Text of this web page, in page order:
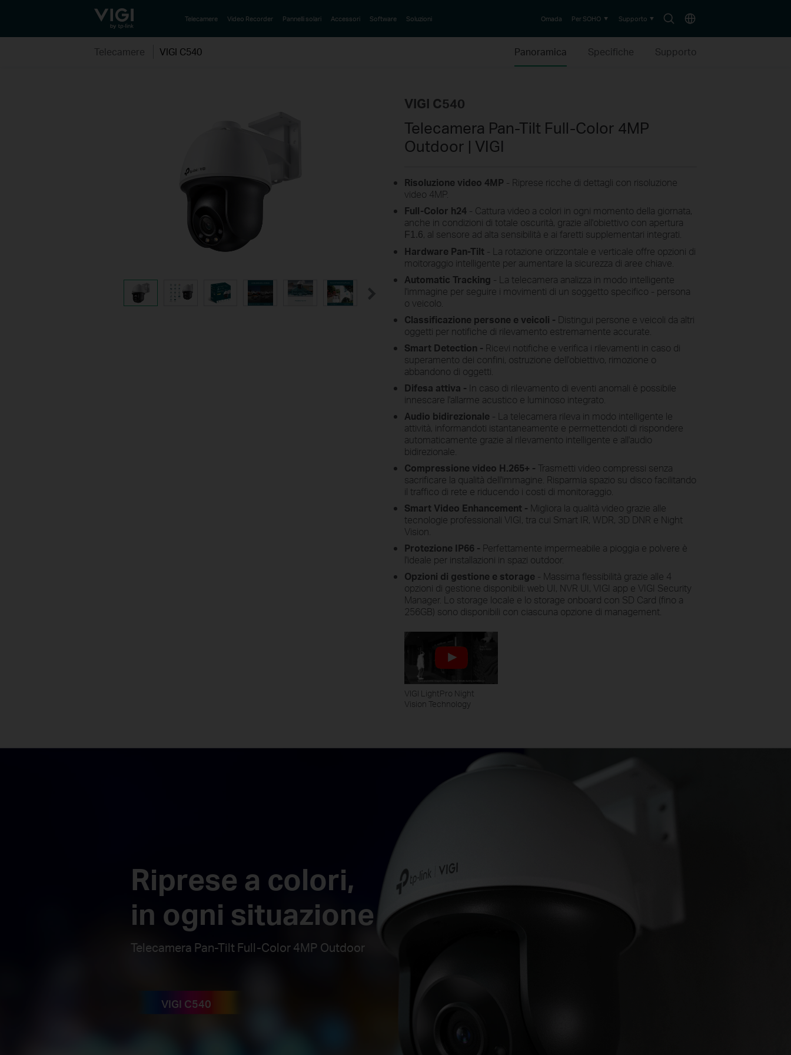
TP-Link, Reliably Smart
SearchChoose
Telecamere Video Recorder Pannelli solari Accessori Software Soluzioni Omada Per SOHO Supporto
Telecamere VIGI C540 Panoramica Specifiche Supporto
VIGI C540
Telecamera Pan-Tilt Full-Color 4MP
Outdoor | VIGI
Risoluzione video 4MP - Riprese ricche di dettagli con risoluzione
video 4MP.
Full-Color h24 - Cattura video a colori in ogni momento della giornata,
anche in condizioni di totale oscurità, grazie all'obiettivo con apertura
F1.6, al sensore ad alta sensibilità e ai faretti supplementari integrati.
Hardware Pan-Tilt - La rotazione orizzontale e verticale offre opzioni di
moitoraggio intelligente per aumentare la sicurezza di aree chiave.
Automatic Tracking - La telecamera analizza in modo intelligente
l'immagine per seguire i movimenti di un soggetto specifico - persona
o veicolo.
Classificazione persone e veicoli - Distingui persone e veicoli da altri
oggetti per notifiche di rilevamento estremamente accurate.
Smart Detection - Ricevi notifiche e verifica i rilevamenti in caso di
superamento dei confini, ostruzione dell'obiettivo, rimozione o
abbandono di oggetti.
Difesa attiva - In caso di rilevamento di eventi anomali è possibile
innescare l'allarme acustico e luminoso integrato.
Audio bidirezionale - La telecamera rileva in modo intelligente le
attività, informandoti istantaneamente e permettendoti di rispondere
automaticamente grazie al rilevamento intelligente e all'audio
bidirezionale.
Compressione video H.265+ - Trasmetti video compressi senza
sacrificare la qualità dell'immagine. Risparmia spazio su disco facilitando
il traffico di rete e riducendo i costi di monitoraggio.
Smart Video Enhancement - Migliora la qualità video grazie alle
tecnologie professionali VIGI, tra cui Smart IR, WDR, 3D DNR e Night
Vision.
Protezione IP66 - Perfettamente impermeabile a pioggia e polvere è
l'ideale per installazioni in spazi outdoor.
Opzioni di gestione e storage - Massima flessibilità grazie alle 4
opzioni di gestione disponibili: web UI, NVR UI, VIGI app e VIGI Security
Manager. Lo storage locale e lo storage onboard con SD Card (fino a
256GB) sono disponibili con ciascuna opzione di management.
VIGI LightPro Night
Vision Technology
Riprese a colori,
in ogni situazione
Telecamera Pan-Tilt Full-Color 4MP Outdoor
VIGI C540